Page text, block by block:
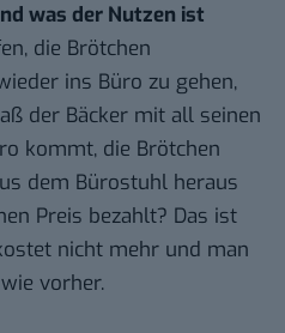
was der Nutzen ist
die Brötchen
ins Büro zu gehen,
der Bäcker mit all seinen
kommt, die Brötchen
dem Bürostuhl heraus
Preis bezahlt? Das ist
nicht mehr und man
vorher.